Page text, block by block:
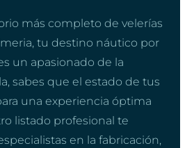
más completo de velerías
tu destino náutico por
un apasionado de la
sabes que el estado de tus
una experiencia óptima
listado profesional te
en la fabricación,